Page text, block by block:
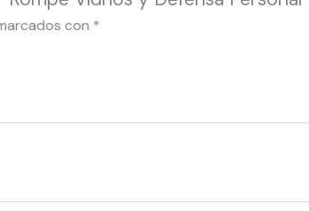
con *